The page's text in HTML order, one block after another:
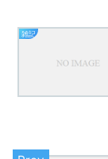
雑記